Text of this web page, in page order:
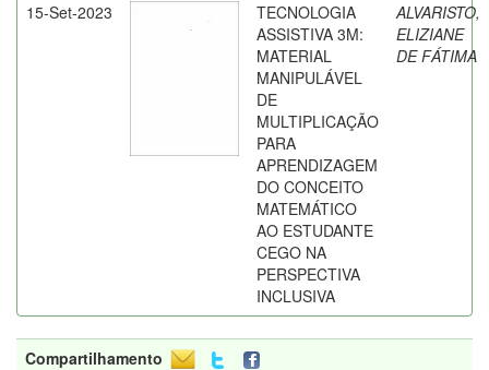
15-Set-2023
TECNOLOGIA
ASSISTIVA 3M:
MATERIAL
MANIPULÁVEL
DE
MULTIPLICAÇÃO
PARA
APRENDIZAGEM
DO CONCEITO
MATEMÁTICO
AO ESTUDANTE
CEGO NA
PERSPECTIVA
INCLUSIVA
ALVARISTO,
ELIZIANE
DE FÁTIMA
Compartilhamento